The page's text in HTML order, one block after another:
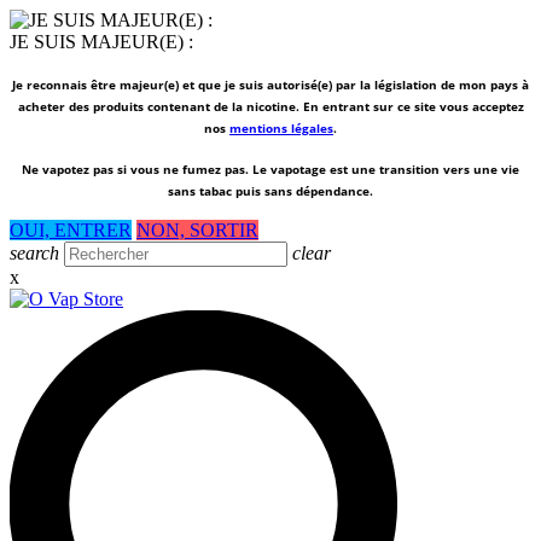
JE SUIS MAJEUR(E) :
Je reconnais être majeur(e) et que je suis autorisé(e) par la législation de mon pays à
acheter des produits contenant de la nicotine. En entrant sur ce site vous acceptez
nos mentions légales.
Ne vapotez pas si vous ne fumez pas. Le vapotage est une transition vers une vie
sans tabac puis sans dépendance.
OUI, ENTRER NON, SORTIR
search
clear
x